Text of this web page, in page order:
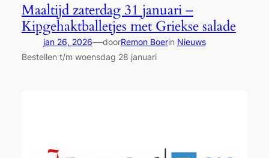
Maaltijd zaterdag 31 januari –
Kipgehaktballetjes met Griekse salade
jan 26, 2026—doorRemon Boerin Nieuws
Bestellen t/m woensdag 28 januari